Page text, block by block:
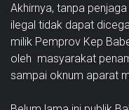
Akhirnya, tanpa
ilegal tidak dapat
milik Pemprov Kep
oleh masyarakat
sampai oknum aparat